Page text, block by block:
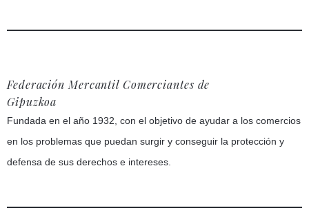
Federación Mercantil Comerciantes de
Gipuzkoa
Fundada en el año 1932, con el objetivo de ayudar a los comercios
en los problemas que puedan surgir y conseguir la protección y
defensa de sus derechos e intereses.